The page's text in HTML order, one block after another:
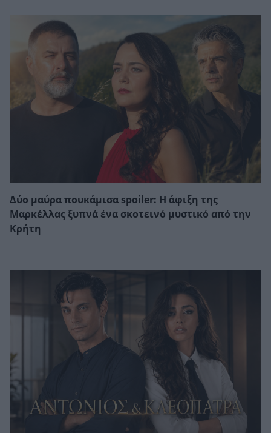
Δύο μαύρα πουκάμισα spoiler: Η άφιξη της
Μαρκέλλας ξυπνά ένα σκοτεινό μυστικό από την
Κρήτη